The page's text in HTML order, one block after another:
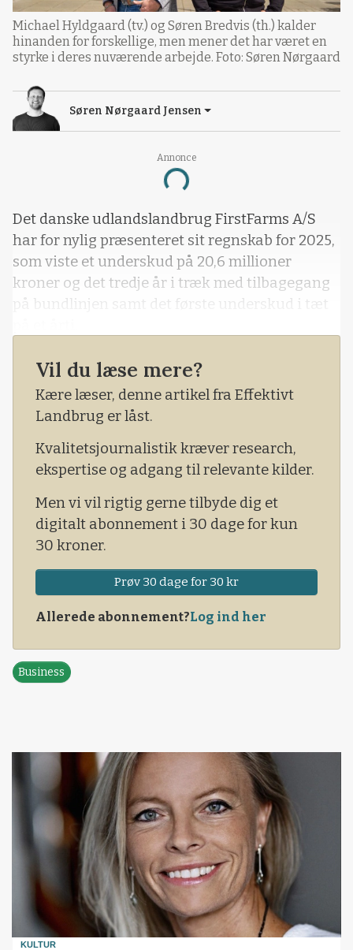
Annonce
Loading...
Michael Hyldgaard (tv.) og Søren Bredvis (th.) kalder
hinanden for forskellige, men mener det har været en
styrke i deres nuværende arbejde. Foto: Søren Nørgaard
Søren Nørgaard Jensen
Det danske udlandslandbrug FirstFarms A/S
har for nylig præsenteret sit regnskab for 2025,
som viste et underskud på 20,6 millioner
kroner og det tredje år i træk med tilbagegang
på bundlinjen samt det første underskud i tæt
Vil du læse mere?
Kære læser, denne artikel fra Effektivt
Landbrug er låst.
Kvalitetsjournalistik kræver research,
ekspertise og adgang til relevante kilder.
Men vi vil rigtig gerne tilbyde dig et
digitalt abonnement i 30 dage for kun
30 kroner.
Prøv 30 dage for 30 kr
Allerede abonnement?Log ind her
Business
KULTUR